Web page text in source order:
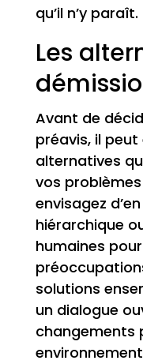
qu’il n’y paraît.
Les
Avant de
préavis, il peut
alternatives
vos
envisagez
hiérarchique
humaines
solutions
un dialogue
changements